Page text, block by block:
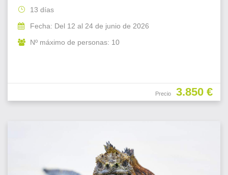
Precio 3.850 €
13 días
Fecha: Del 12 al 24 de junio de 2026
Nº máximo de personas: 10